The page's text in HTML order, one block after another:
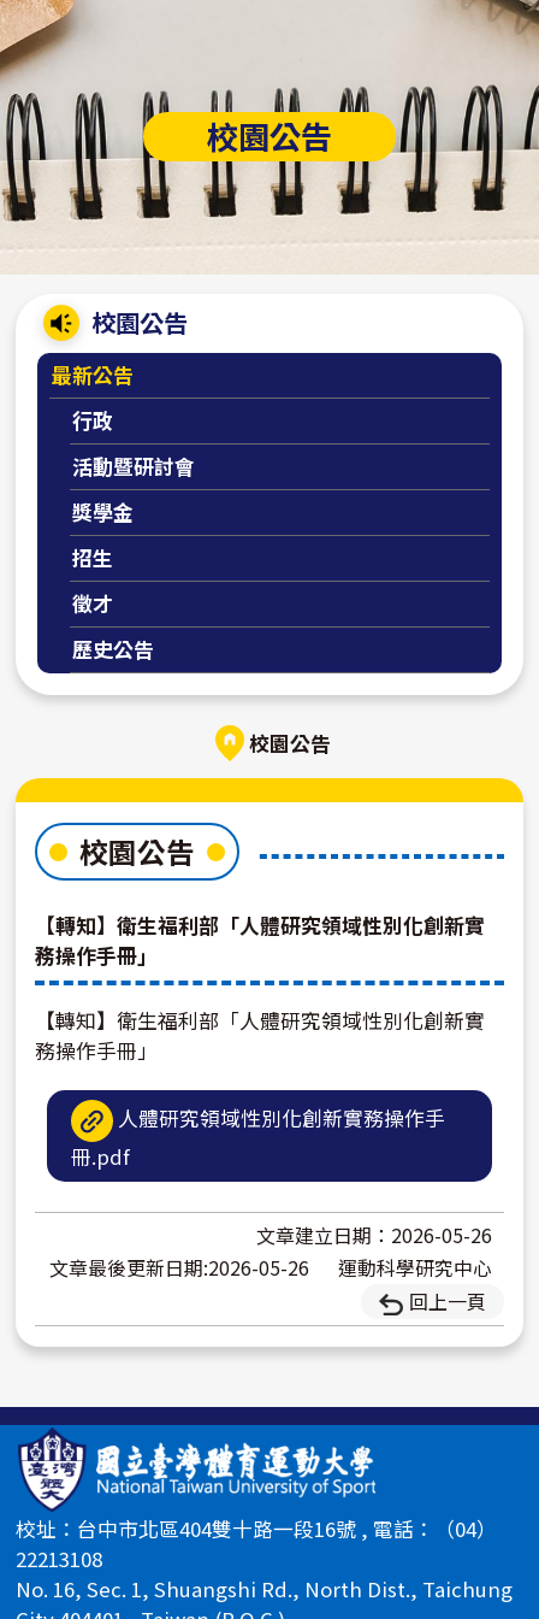
校園公告
校園公告
最新公告
行政
活動暨研討會
獎學金
招生
徵才
歷史公告
校園公告
校園公告
【轉知】衛生福利部「人體研究領域性別化創新實
務操作手冊」
【轉知】衛生福利部「人體研究領域性別化創新實
務操作手冊」
人體研究領域性別化創新實務操作手
冊.pdf
文章建立日期：2026-05-26
文章最後更新日期:2026-05-26
運動科學研究中心
回上一頁
校址：台中市北區404雙十路一段16號 , 電話：（04）
22213108
No. 16, Sec. 1, Shuangshi Rd., North Dist., Taichung